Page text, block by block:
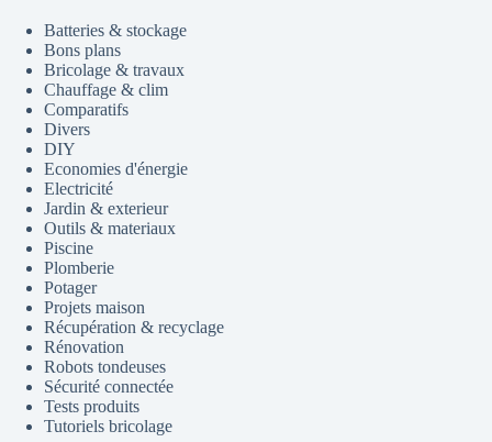
Batteries & stockage
Bons plans
Bricolage & travaux
Chauffage & clim
Comparatifs
Divers
DIY
Economies d'énergie
Electricité
Jardin & exterieur
Outils & materiaux
Piscine
Plomberie
Potager
Projets maison
Récupération & recyclage
Rénovation
Robots tondeuses
Sécurité connectée
Tests produits
Tutoriels bricolage